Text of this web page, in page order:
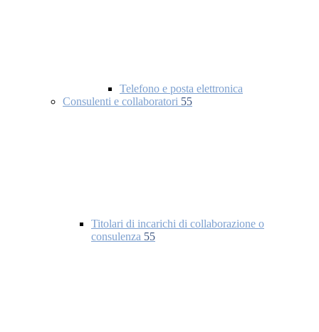
Telefono e posta elettronica
Consulenti e collaboratori 55
Titolari di incarichi di collaborazione o
consulenza 55